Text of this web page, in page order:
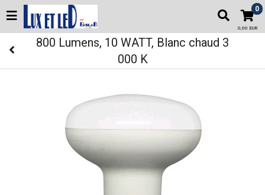
0
0,00 EUR
800 Lumens, 10 WATT, Blanc chaud 3
000 K